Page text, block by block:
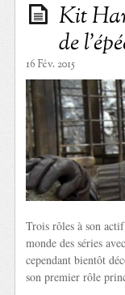
Kit
de
16 Fév. 2015
Trois rôles à son
monde des séries
cependant bientôt
son premier rôle